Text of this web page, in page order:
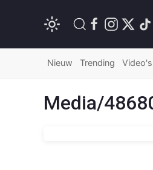
Nieuw Trending Video's
Media/